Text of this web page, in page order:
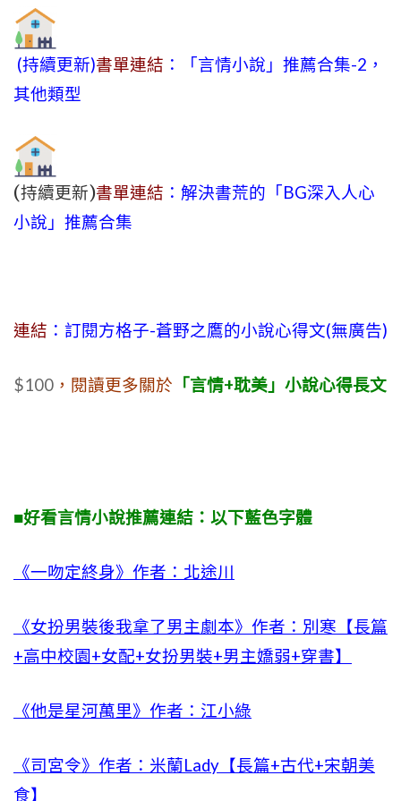
(持續更新)書單連結 ：「言情小說」推薦合集-2，
其他類型
(持續更新)書單連結 ：解決書荒的「BG深入人心
小說」推薦合集
連結 ：訂閱方格子-蒼野之鷹的小說心得文(無廣告)
$100 ，閱讀更多關於 「言情+耽美」小說心得長文
■好看言情小說推薦連結：以下藍色字體
《一吻定終身》作者：北途川
《女扮男裝後我拿了男主劇本》作者：別寒【長篇
+高中校園+女配+女扮男裝+男主嬌弱+穿書】
《他是星河萬里》作者：江小綠
《司宮令》作者：米蘭Lady【長篇+古代+宋朝美
食】